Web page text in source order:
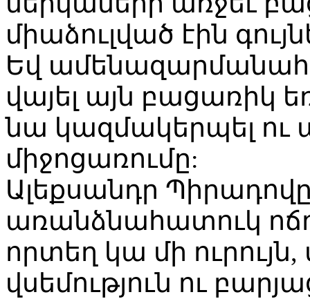
միաձուլված էին
Եվ
վայել այն բացառիկ
նա կազմակերպել ու
միջոցառումը:
Ալեքսանդր
առանձնահատուկ
որտեղ կա մի
վսեմություն ու